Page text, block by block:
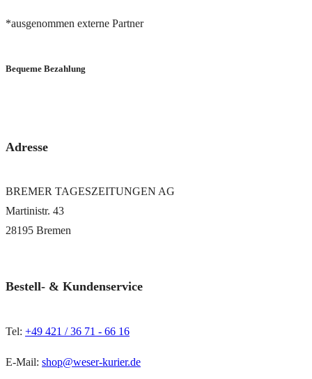
*ausgenommen externe Partner
Bequeme Bezahlung
Adresse
BREMER TAGESZEITUNGEN AG
Martinistr. 43
28195 Bremen
Bestell- & Kundenservice
Tel: +49 421 / 36 71 - 66 16
E-Mail: shop@weser-kurier.de